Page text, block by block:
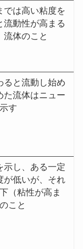
では高い粘度を
流動性が高まる
流体のこと
ると流動し始め
た流体はニュー
す
示し、ある一定
が低いが、それ
（粘性が高ま
こと